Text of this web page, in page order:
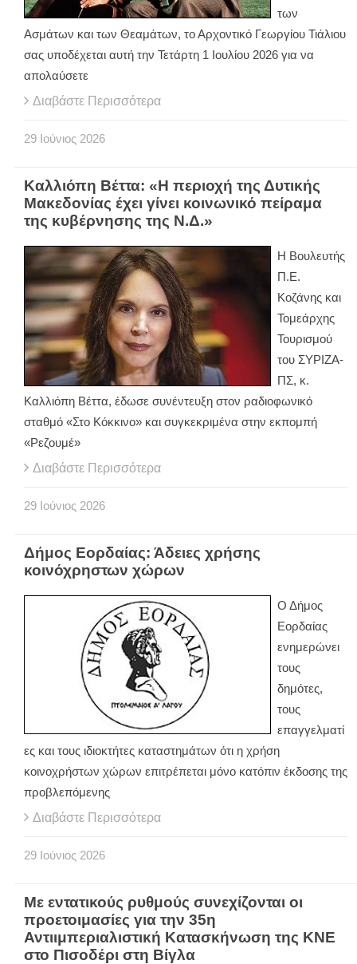
των
Ασμάτων και των Θεαμάτων, το Αρχοντικό Γεωργίου Τιάλιου
σας υποδέχεται αυτή την Τετάρτη 1 Ιουλίου 2026 για να
απολαύσετε
Διαβάστε Περισσότερα
29 Ιούνιος 2026
Καλλιόπη Βέττα: «Η περιοχή της Δυτικής
Μακεδονίας έχει γίνει κοινωνικό πείραμα
της κυβέρνησης της Ν.Δ.»
Η Βουλευτής
Π.Ε.
Κοζάνης και
Τομεάρχης
Τουρισμού
του ΣΥΡΙΖΑ-
ΠΣ, κ.
Καλλιόπη Βέττα, έδωσε συνέντευξη στον ραδιοφωνικό
σταθμό «Στο Κόκκινο» και συγκεκριμένα στην εκπομπή
«Ρεζουμέ»
Διαβάστε Περισσότερα
29 Ιούνιος 2026
Δήμος Εορδαίας: Άδειες χρήσης
κοινόχρηστων χώρων
Ο Δήμος
Εορδαίας
ενημερώνει
τους
δημότες,
τους
επαγγελματί
ες και τους ιδιοκτήτες καταστημάτων ότι η χρήση
κοινοχρήστων χώρων επιτρέπεται μόνο κατόπιν έκδοσης της
προβλεπόμενης
Διαβάστε Περισσότερα
29 Ιούνιος 2026
Με εντατικούς ρυθμούς συνεχίζονται οι
προετοιμασίες για την 35η
Αντιιμπεριαλιστική Κατασκήνωση της ΚΝΕ
στο Πισοδέρι στη Βίγλα